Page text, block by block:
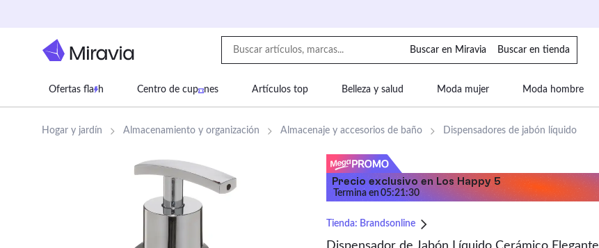
Buscar en Miravia Buscar en tienda
Ofertas fla h Centro de cup nes Artículos top Belleza y salud Moda mujer Moda hombre
Supermercado Juguetes Deportes Equipaje Mascotas Bebé Moda infantil
Hogar y jardín Almacenamiento y organización Almacenaje y accesorios de baño Dispensadores de jabón líquido
Precio exclusivo en Los Happy 5
Termina en 05:21:29
Tienda: Brandsonline